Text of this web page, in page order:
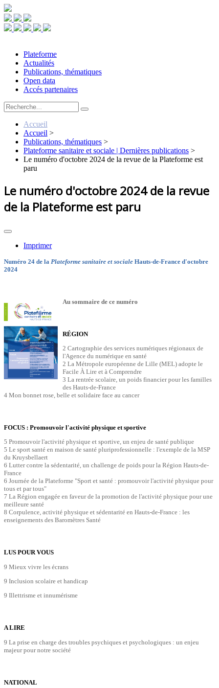
Plateforme
Actualités
Publications, thématiques
Open data
Accés partenaires
Accueil
Accueil >
Publications, thématiques >
Plateforme sanitaire et sociale | Dernières publications >
Le numéro d'octobre 2024 de la revue de la Plateforme est
paru
Le numéro d'octobre 2024 de la revue
de la Plateforme est paru
Imprimer
Numéro 24 de la Plateforme sanitaire et sociale Hauts-de-France d'octobre
2024
Au sommaire de ce numéro
RÉGION
2 Cartographie des services numériques régionaux de
l'Agence du numérique en santé
2 La Métropole européenne de Lille (MEL) adopte le
Facile À Lire et à Comprendre
3 La rentrée scolaire, un poids financier pour les familles
des Hauts-de-France
4 Mon bonnet rose, belle et solidaire face au cancer
FOCUS : Promouvoir l'activité physique et sportive
5 Promouvoir l'activité physique et sportive, un enjeu de santé publique
5 Le sport santé en maison de santé pluriprofessionnelle : l'exemple de la MSP
du Kruysbellaert
6 Lutter contre la sédentarité, un challenge de poids pour la Région Hauts-de-
France
6 Journée de la Plateforme "Sport et santé : promouvoir l'activité physique pour
tous et par tous"
7 La Région engagée en faveur de la promotion de l'activité physique pour une
meilleure santé
8 Corpulence, activité physique et sédentarité en Hauts-de-France : les
enseignements des Baromètres Santé
LUS POUR VOUS
9 Mieux vivre les écrans
9 Inclusion scolaire et handicap
9 Illettrisme et innumérisme
A LIRE
9 La prise en charge des troubles psychiques et psychologiques : un enjeu
majeur pour notre société
NATIONAL